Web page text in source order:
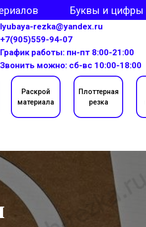
Буквы и цифры
lyubaya-rezka@yandex.ru
+7(905)559-94-07
График работы: пн-пт 8:00-21:00
Звонить можно: сб-вс 10:00-18:00
Плоттерная
резка
Раскрой
материала